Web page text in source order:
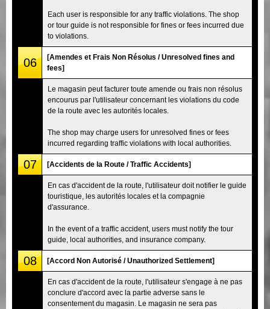
Each user is responsible for any traffic violations. The shop
or tour guide is not responsible for fines or fees incurred due
to violations.
06
[Amendes et Frais Non Résolus / Unresolved fines and
fees]
Le magasin peut facturer toute amende ou frais non résolus
encourus par l'utilisateur concernant les violations du code
de la route avec les autorités locales.
The shop may charge users for unresolved fines or fees
incurred regarding traffic violations with local authorities.
07 [Accidents de la Route / Traffic Accidents]
En cas d'accident de la route, l'utilisateur doit notifier le guide
touristique, les autorités locales et la compagnie
d'assurance.
In the event of a traffic accident, users must notify the tour
guide, local authorities, and insurance company.
08 [Accord Non Autorisé / Unauthorized Settlement]
En cas d'accident de la route, l'utilisateur s'engage à ne pas
conclure d'accord avec la partie adverse sans le
consentement du magasin. Le magasin ne sera pas